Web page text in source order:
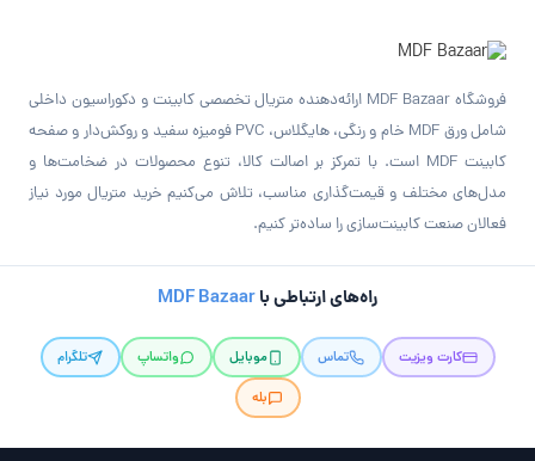
فروشگاه MDF Bazaar ارائه‌دهنده متریال تخصصی کابینت و دکوراسیون داخلی
شامل ورق MDF خام و رنگی، هایگلاس، PVC فومیزه سفید و روکش‌دار و صفحه
کابینت MDF است. با تمرکز بر اصالت کالا، تنوع محصولات در ضخامت‌ها و
مدل‌های مختلف و قیمت‌گذاری مناسب، تلاش می‌کنیم خرید متریال مورد نیاز
فعالان صنعت کابینت‌سازی را ساده‌تر کنیم.
راه‌های ارتباطی باMDF Bazaar
کارت ویزیت تماس موبایل واتساپ
تلگرام
بله